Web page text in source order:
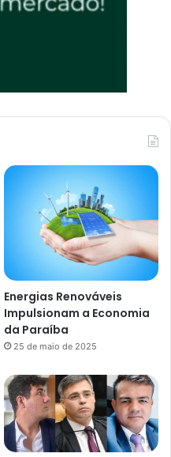
Energias Renováveis
Impulsionam a Economia
da Paraíba
25 de maio de 2025